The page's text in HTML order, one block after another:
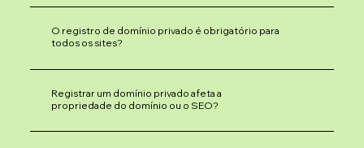
O registro de domínio privado é obrigatório para
todos os sites?
Registrar um domínio privado afeta a
propriedade do domínio ou o SEO?